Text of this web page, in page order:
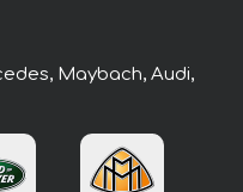
Maybach, Audi,